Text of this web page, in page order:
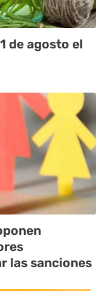
de agosto el
las sanciones